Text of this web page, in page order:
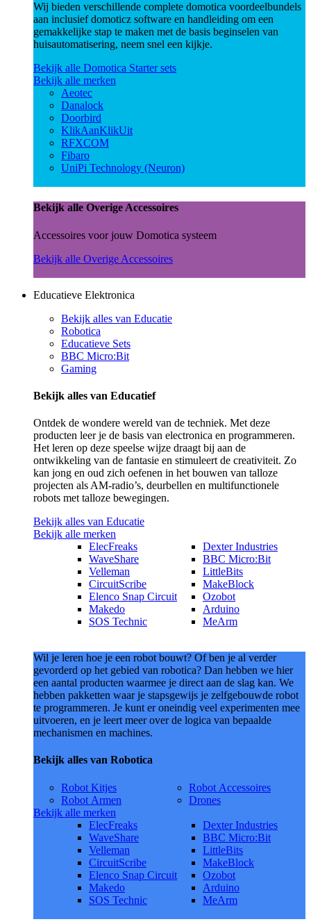
Wij bieden verschillende complete domotica voordeelbundels
aan inclusief domoticz software en handleiding om een
gemakkelijke stap te maken met de basis beginselen van
huisautomatisering, neem snel een kijkje.
Bekijk alle Domotica Starter sets
Bekijk alle merken
Aeotec
Danalock
Doorbird
KlikAanKlikUit
RFXCOM
Fibaro
UniPi Technology (Neuron)
Bekijk alle Overige Accessoires
Accessoires voor jouw Domotica systeem
Bekijk alle Overige Accessoires
Educatieve Elektronica
Bekijk alles van Educatie
Robotica
Educatieve Sets
BBC Micro:Bit
Gaming
Bekijk alles van Educatief
Ontdek de wondere wereld van de techniek. Met deze
producten leer je de basis van electronica en programmeren.
Het leren op deze speelse wijze draagt bij aan de
ontwikkeling van de fantasie en stimuleert de creativiteit. Zo
kan jong en oud zich oefenen in het bouwen van talloze
projecten als AM-radio’s, deurbellen en multifunctionele
robots met talloze bewegingen.
Bekijk alles van Educatie
Bekijk alle merken
ElecFreaks
WaveShare
Velleman
CircuitScribe
Elenco Snap Circuit
Makedo
SOS Technic
Dexter Industries
BBC Micro:Bit
LittleBits
MakeBlock
Ozobot
Arduino
MeArm
Wil je leren hoe je een robot bouwt? Of ben je al verder
gevorderd op het gebied van robotica? Dan hebben we hier
een aantal producten waarmee je direct aan de slag kan. We
hebben pakketten waar je stapsgewijs je zelfgebouwde robot
te programmeren. Je kunt er oneindig veel experimenten mee
uitvoeren, en je leert meer over de logica van bepaalde
mechanismen en machines.
Bekijk alles van Robotica
Robot Kitjes
Robot Armen
Robot Accessoires
Drones
Bekijk alle merken
ElecFreaks
WaveShare
Velleman
CircuitScribe
Elenco Snap Circuit
Makedo
SOS Technic
Dexter Industries
BBC Micro:Bit
LittleBits
MakeBlock
Ozobot
Arduino
MeArm